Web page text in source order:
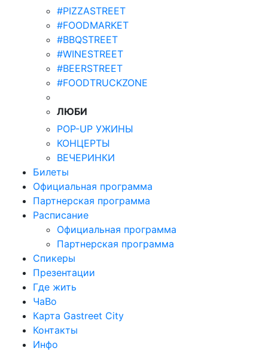
#PIZZASTREET
#FOODMARKET
#BBQSTREET
#WINESTREET
#BEERSTREET
#FOODTRUCKZONE
ЛЮБИ
POP-UP УЖИНЫ
КОНЦЕРТЫ
ВЕЧЕРИНКИ
Билеты
Официальная программа
Партнерская программа
Расписание
Официальная программа
Партнерская программа
Спикеры
Презентации
Где жить
ЧаВо
Карта Gastreet City
Контакты
Инфо